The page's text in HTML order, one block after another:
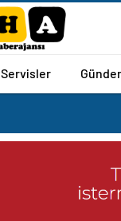
Servisler